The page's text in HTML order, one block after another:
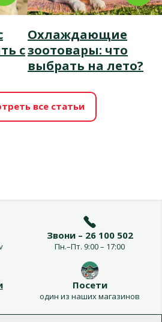
с
Охлаждающие
зоотовары: что
выбрать на лето?
все статьи
Звони – 26 100 502
Пн.–Пт. 9:00 – 17:00
Посети
один из наших магазинов